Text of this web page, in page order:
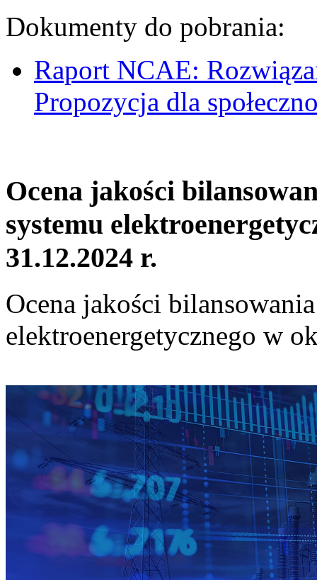
Dokumenty do pobrania:
Raport NCAE:
Propozycja dla
Ocena jakości
systemu
31.12.2024 r.
Ocena jakości
elektroenergetycznego w